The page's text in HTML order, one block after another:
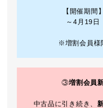
【開催期間
～4月19日
※増割会員様
③増割会員
中古品に引き続き、